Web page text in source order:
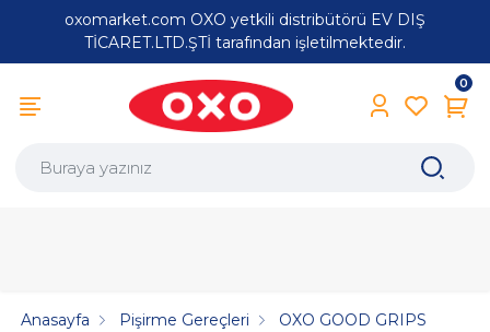
oxomarket.com OXO yetkili distribütörü EV DIŞ
TİCARET.LTD.ŞTİ tarafından işletilmektedir.
0
Anasayfa Pişirme Gereçleri OXO GOOD GRIPS